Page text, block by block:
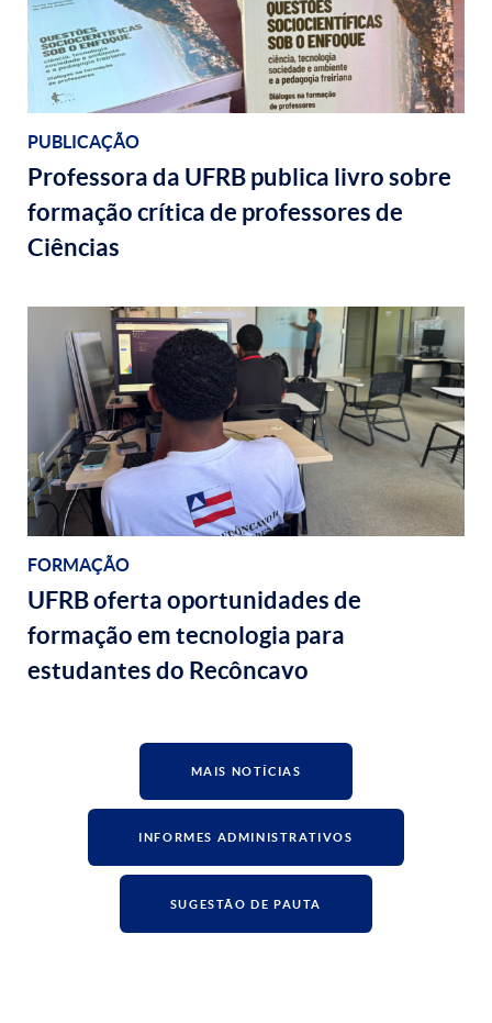
PUBLICAÇÃO
Professora da UFRB publica livro sobre
formação crítica de professores de
Ciências
FORMAÇÃO
UFRB oferta oportunidades de
formação em tecnologia para
estudantes do Recôncavo
MAIS NOTÍCIAS
INFORMES ADMINISTRATIVOS
SUGESTÃO DE PAUTA